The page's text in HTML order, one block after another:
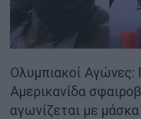
Ολυμπιακοί Αγώνες:
Αμερικανίδα
αγωνίζεται με